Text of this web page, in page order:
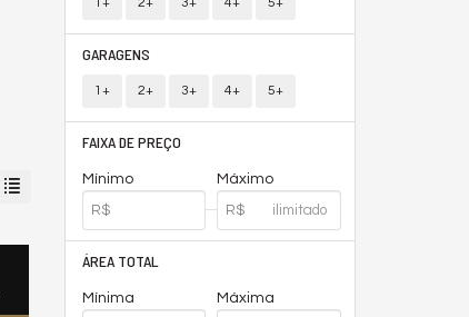
GARAGENS
1+ 2+ 3+ 4+ 5+
FAIXA DE PREÇO
Mínimo Máximo
ÁREA TOTAL
Mínima Máxima